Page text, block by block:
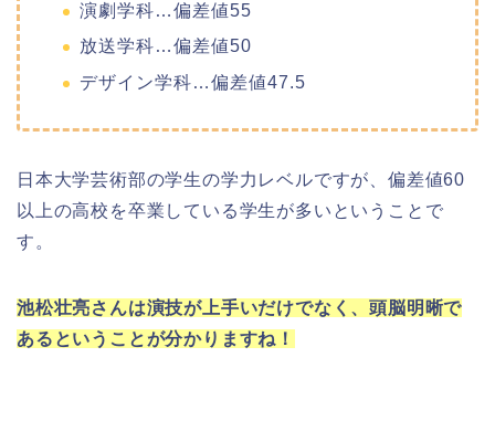
演劇学科…偏差値55
放送学科…偏差値50
デザイン学科…偏差値47.5
日本大学芸術部の学生の学力レベルですが、偏差値60
以上の高校を卒業している学生が多いということで
す。
池松壮亮さんは演技が上手いだけでなく、頭脳明晰で
あるということが分かりますね！